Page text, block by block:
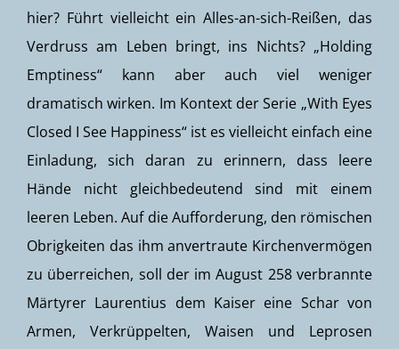
hier? Führt vielleicht ein Alles-an-sich-Reißen, das
Verdruss am Leben bringt, ins Nichts? „Holding
Emptiness“ kann aber auch viel weniger
dramatisch wirken. Im Kontext der Serie „With Eyes
Closed I See Happiness“ ist es vielleicht einfach eine
Einladung, sich daran zu erinnern, dass leere
Hände nicht gleichbedeutend sind mit einem
leeren Leben. Auf die Aufforderung, den römischen
Obrigkeiten das ihm anvertraute Kirchenvermögen
zu überreichen, soll der im August 258 verbrannte
Märtyrer Laurentius dem Kaiser eine Schar von
Armen, Verkrüppelten, Waisen und Leprosen